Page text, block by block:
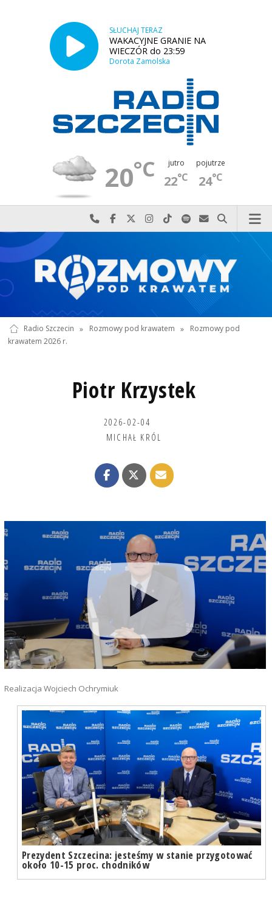
SŁUCHAJ TERAZ
WAKACYJNE GRANIE NA
WIECZÓR do 23:59
Dorota Zamolska
20°C jutro
22°C
pojutrze
24°C
Najlepiej po prostu do nas zadzwoń
Odwiedź nas na Facebook-u
Odwiedź nas na X
Odwiedź nas na Instagram-ie
Odwiedź nas na TikTok-u
Szukaj nas na Spotify
Wyślij do nas
Szukaj
Radio Szczecin » Rozmowy pod krawatem »
Rozmowy pod
krawatem 2026 r.
Piotr Krzystek
2026-02-04
MICHAŁ KRÓL
Realizacja Wojciech Ochrymiuk
Prezydent Szczecina: jesteśmy w stanie przygotować
około 10-15 proc. chodników